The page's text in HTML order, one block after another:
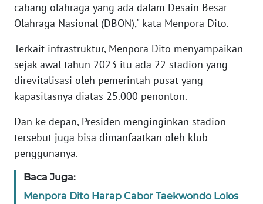
cabang olahraga yang ada dalam Desain Besar
Olahraga Nasional (DBON)," kata Menpora Dito.
Terkait infrastruktur, Menpora Dito menyampaikan
sejak awal tahun 2023 itu ada 22 stadion yang
direvitalisasi oleh pemerintah pusat yang
kapasitasnya diatas 25.000 penonton.
Dan ke depan, Presiden menginginkan stadion
tersebut juga bisa dimanfaatkan oleh klub
penggunanya.
Baca Juga:
Menpora Dito Harap Cabor Taekwondo Lolos
Wahana
News
WN
SUMUT
JAKARTA
WN
WN